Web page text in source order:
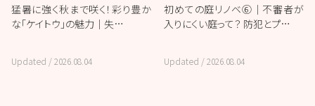
猛暑に強く秋まで咲く！彩り豊か
な「ケイトウ」の魅力｜失…
Updated /2026.08.04
初めての庭リノベ⑥｜不審者が
入りにくい庭って？ 防犯とプ…
Updated /2026.08.04